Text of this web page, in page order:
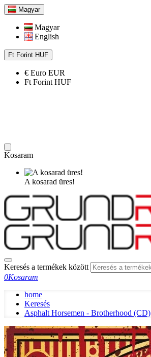
Magyar
Magyar
English
Ft Forint HUF
€ Euro EUR
Ft Forint HUF
Kosaram
A kosarad üres!
Keresés a termékek között
0Kosaram
home
Keresés
Asphalt Horsemen - Brotherhood (CD)